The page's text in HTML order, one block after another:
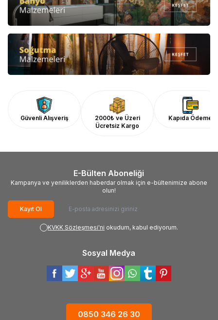
Güvenli Alışveriş
2000₺ ve Üzeri
Ücretsiz Kargo
Kapıda Ödeme
E-Bülten Aboneliği
Kampanya ve yeniliklerden haberdar olmak için e-bültenimize abone
olun!
Kayıt Ol
KVKK Sözleşmesi'ni okudum, kabul ediyorum.
Sosyal Medya
0850 346 26 30